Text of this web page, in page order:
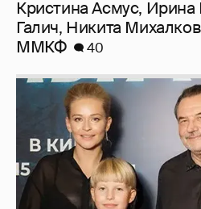
Кристина Асмус, Ирина
Галич, Никита
ММКФ
40